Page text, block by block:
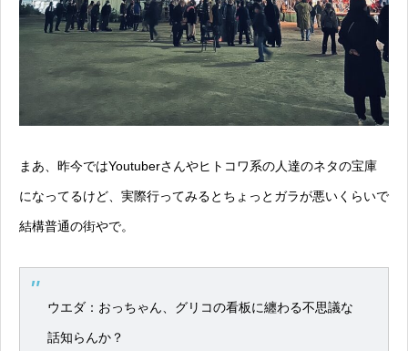
まあ、昨今ではYoutuberさんやヒトコワ系の人達のネタの宝庫
になってるけど、実際行ってみるとちょっとガラが悪いくらいで
結構普通の街やで。
ウエダ：おっちゃん、グリコの看板に纏わる不思議な
話知らんか？